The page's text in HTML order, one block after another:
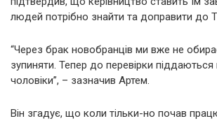
людей потрібно знайти та доправити до
“Через брак новобранців ми вже не
зупиняти. Тепер до перевірки піддаються
чоловіки”, – зазначив Артем.
Він згадує, що коли тільки-но почав